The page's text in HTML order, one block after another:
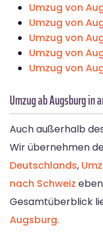
Umzug von
Umzug von
Umzug von
Umzug von
Umzug von
Umzug ab Augsburg in
Auch außerhalb
Wir übernehmen
Deutschlands,
nach Schweiz
Gesamtüberblick
Augsburg.